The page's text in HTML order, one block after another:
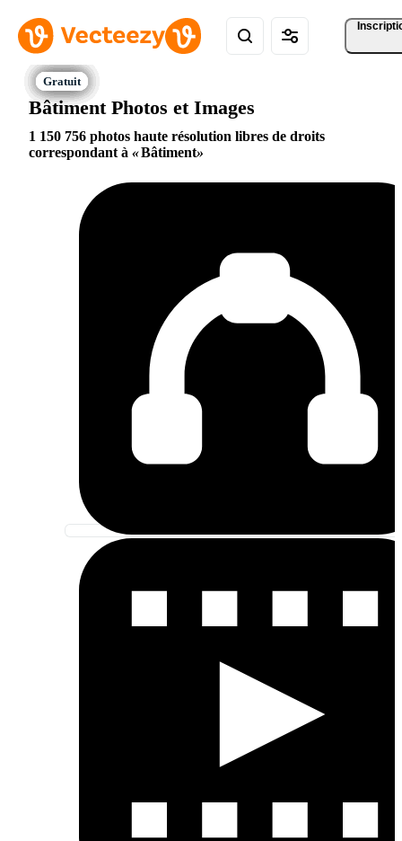
Bâtiment Photos et Images
1 150 756 photos haute résolution libres de droits
correspondant à
Bâtiment